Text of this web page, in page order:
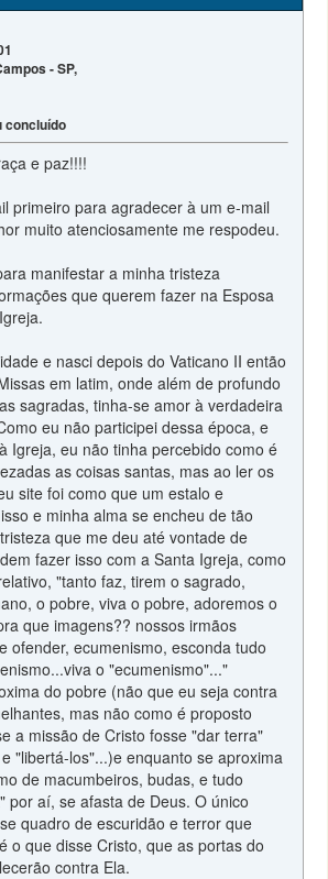
- SP,
concluído
e paz!!!!
primeiro para agradecer à um e-mail
muito atenciosamente me respodeu.
manifestar a minha tristeza
que querem fazer na Esposa
e nasci depois do Vaticano II então
em latim, onde além de profundo
sagradas, tinha-se amor à verdadeira
eu não participei dessa época, e
Igreja, eu não tinha percebido como é
as coisas santas, mas ao ler os
site foi como que um estalo e
e minha alma se encheu de tão
que me deu até vontade de
fazer isso com a Santa Igreja, como
"tanto faz, tirem o sagrado,
o pobre, viva o pobre, adoremos o
que imagens?? nossos irmãos
ofender, ecumenismo, esconda tudo
o "ecumenismo"..."
do pobre (não que eu seja contra
mas não como é proposto
a missão de Cristo fosse "dar terra"
"libertá-los"...)e enquanto se aproxima
de macumbeiros, budas, e tudo
por aí, se afasta de Deus. O único
quadro de escuridão e terror que
o que disse Cristo, que as portas do
contra Ela.